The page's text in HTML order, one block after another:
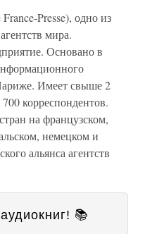
Presse), одно из
мира.
Основано в
Имеет свыше 2
корреспондентов.
на французском,
немецком и
альянса агентств
📚